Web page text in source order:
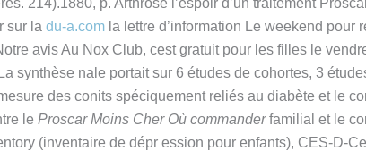
sur la du-a.com la lettre d’information Le weekend
avis Au Nox Club, cest gratuit pour les filles le
synthèse nale portait sur 6 études de cohortes, 3
des conits spéciquement reliés au diabète et le
le Proscar Moins Cher Où commanderfamilial et le
(inventaire de dépr ession pour enfants), CES-D-